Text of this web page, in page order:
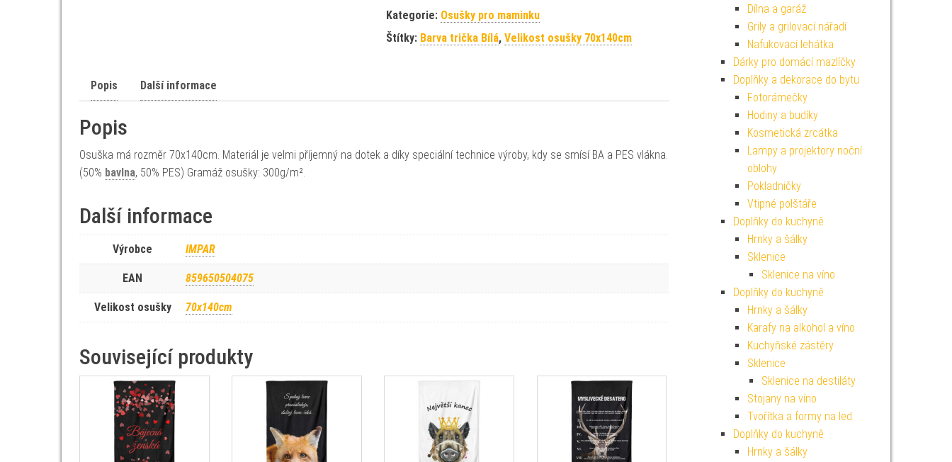
Kategorie: Osušky pro maminku
Štítky: Barva trička Bílá, Velikost osušky 70x140cm
Popis Další informace
Popis
Osuška má rozměr 70x140cm. Materiál je velmi příjemný na dotek a díky speciální technice výroby, kdy se smísí BA a PES vlákna.
(50% bavlna, 50% PES) Gramáž osušky: 300g/m².
Další informace
Výrobce IMPAR
EAN 859650504075
Velikost osušky 70x140cm
Související produkty
Dílna a garáž
Grily a grilovací nářadí
Nafukovací lehátka
Dárky pro domácí mazlíčky
Doplňky a dekorace do bytu
Fotorámečky
Hodiny a budíky
Kosmetická zrcátka
Lampy a projektory noční
oblohy
Pokladničky
Vtipné polštáře
Doplňky do kuchyně
Hrnky a šálky
Sklenice
Sklenice na víno
Doplňky do kuchyně
Hrnky a šálky
Karafy na alkohol a víno
Kuchyňské zástěry
Sklenice
Sklenice na destiláty
Stojany na víno
Tvořítka a formy na led
Doplňky do kuchyně
Hrnky a šálky